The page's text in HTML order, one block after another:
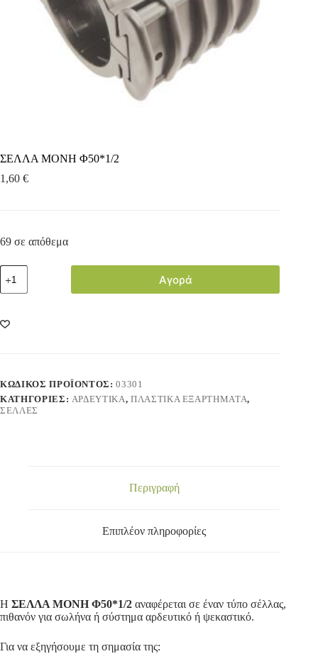
ΣΕΛΛΑ ΜΟΝΗ Φ50*1/2
1,60 €
69 σε απόθεμα
Αγορά
ΚΩΔΙΚΌΣ ΠΡΟΪΌΝΤΟΣ:03301
ΚΑΤΗΓΟΡΊΕΣ: ΑΡΔΕΥΤΙΚΑ, ΠΛΑΣΤΙΚΑ ΕΞΑΡΤΗΜΑΤΑ,
ΣΕΛΛΕΣ
Περιγραφή
Επιπλέον πληροφορίες
Η ΣΕΛΛΑ ΜΟΝΗ Φ50*1/2 αναφέρεται σε έναν τύπο σέλλας,
πιθανόν για σωλήνα ή σύστημα αρδευτικό ή ψεκαστικό.
Για να εξηγήσουμε τη σημασία της: